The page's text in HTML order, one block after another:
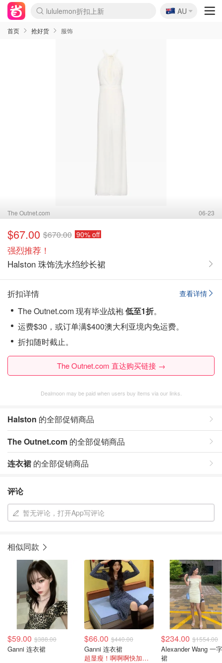
lululemon折扣上新
Sasa美妆护肤3.5折
SSENSE年中3折
FreshBeauty好价汇总
Cettire降价+叠9折
Farfetch折上8折
WWS Coles超市实拍
viagogo二手票捡漏
Myer清仓1折起
The Outnet奢牌1折起
David Jones 3折起
Flannels大牌1折
Perfumes Club护肤1折
AMIRO返校季6.2折
Oweek抽奖送Airpods
Amazon折扣汇总
eToro入金$200送$50
Amazon数码好物
ICONIC本周7.5折
ThedoubleF高奢地板价
Moose Knuckles 6折
丝芙兰5折起
EUFY官网3.7折起
Selenichast首饰2折
Trip机票酒店促销
YSL送5件彩妆礼
Amazon家居好物
BIGBANG巡演开票
David Jones时尚3折
Amazon美妆护肤
雅漾大喷$8
过敏原检测盒$33
伊索独家赠50ml沐浴露
科颜氏清仓3折
SEALIFE海洋馆门票6折
丝塔芙大白罐$16
订阅Newsletter送香薰
Cult Beauty 6.8折
Harrods圣诞日历2.3折
LN-CC奢牌私促3折
d'Alba空姐喷雾$16
EVE LOM套装逆天2折
Bernardelli独家4折
Adore Beauty 6折起
CT圣诞日历
Mytheresa奢品2.7折
Luxury Escapes 9折
Currentbody美容仪9折
卡诗9折+赠4件礼
MOON Garden Live
ALLSAINTS美衣3折
Roborock扫地机3.7折
Tingo Life水杯$24
Valentino官网5折
CR洗发护发6.3折
🇦🇺
AU
首页 抢好货 服饰
The Outnet.com 06-23
$67.00 $670.00 90% off
强烈推荐！
Halston 珠饰洗水绉纱长裙
查看详情
折扣详情
The Outnet.com 现有毕业战袍低至1折。
运费$30，或订单满$400澳大利亚境内免运费。
折扣随时截止。
The Outnet.com 直达购买链接 →
Dealmoon may be paid when users buy items via our links.
Halston 的全部促销商品
The Outnet.com 的全部促销商品
连衣裙 的全部促销商品
评论
暂无评论，打开App写评论
相似同款
$59.00 $388.00
Ganni 连衣裙
$66.00 $440.00
Ganni 连衣裙
超显瘦！啊啊啊快加购冲！
$234.00 $1554.00
Alexander Wang 一
裙